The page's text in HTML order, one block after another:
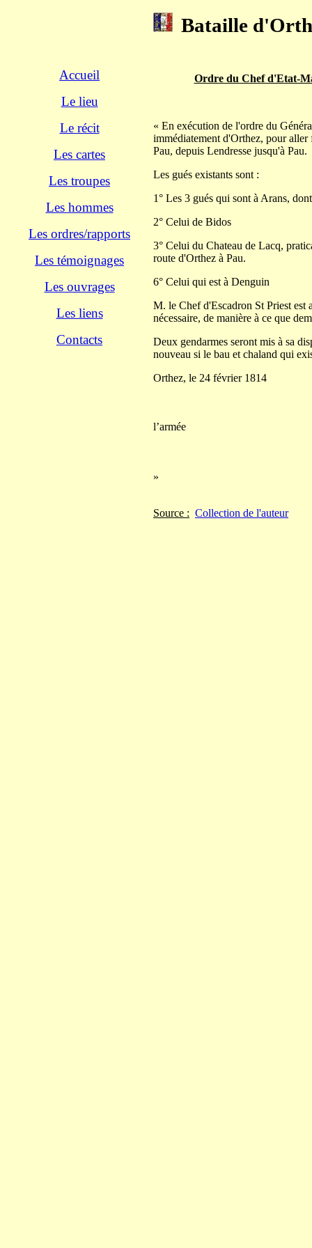
Bataille
Accueil
Le lieu
Le récit
Les cartes
Les troupes
Les hommes
Les ordres/rapports
Les témoignages
Les ouvrages
Les liens
Contacts
Ordre du Chef d'Etat-
« En exécution de l'ordre du
immédiatement d'Orthez, pour aller
Pau, depuis Lendresse jusqu'à Pau.
Les gués existants sont :
1° Les 3 gués qui sont à Arans,
2° Celui de Bidos
3° Celui du Chateau de Lacq,
route d'Orthez à Pau.
6° Celui qui est à Denguin
M. le Chef d'Escadron St Priest est
nécessaire, de manière à ce que
Deux gendarmes seront mis à sa
nouveau si le bau et chaland qui
Orthez, le 24 février 1814
l’armée
»
Source : Collection de l'auteur